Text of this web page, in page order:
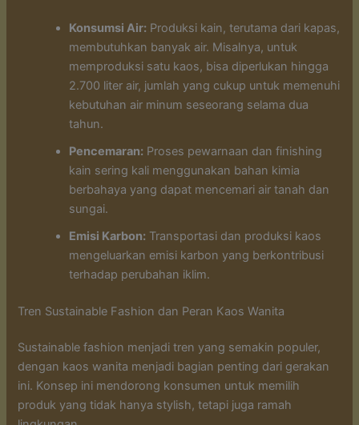
Konsumsi Air: Produksi kain, terutama dari kapas,
membutuhkan banyak air. Misalnya, untuk
memproduksi satu kaos, bisa diperlukan hingga
2.700 liter air, jumlah yang cukup untuk memenuhi
kebutuhan air minum seseorang selama dua
tahun.
Pencemaran: Proses pewarnaan dan finishing
kain sering kali menggunakan bahan kimia
berbahaya yang dapat mencemari air tanah dan
sungai.
Emisi Karbon: Transportasi dan produksi kaos
mengeluarkan emisi karbon yang berkontribusi
terhadap perubahan iklim.
Tren Sustainable Fashion dan Peran Kaos Wanita
Sustainable fashion menjadi tren yang semakin populer,
dengan kaos wanita menjadi bagian penting dari gerakan
ini. Konsep ini mendorong konsumen untuk memilih
produk yang tidak hanya stylish, tetapi juga ramah